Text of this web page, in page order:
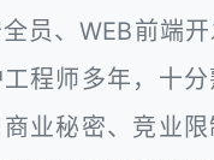
员、WEB前端
程师多年，十分
业秘密、竞业